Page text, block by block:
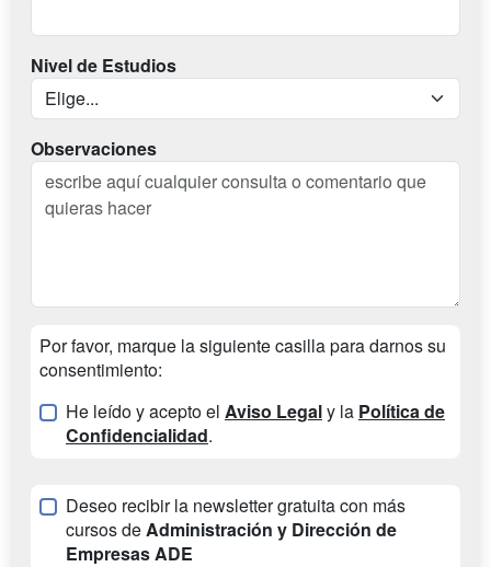
Nivel de Estudios
Observaciones
Por favor, marque la siguiente casilla para darnos su
consentimiento:
He leído y acepto el Aviso Legaly la Política de
Confidencialidad.
Deseo recibir la newsletter gratuita con más
cursos deAdministración y Dirección de
Empresas ADE